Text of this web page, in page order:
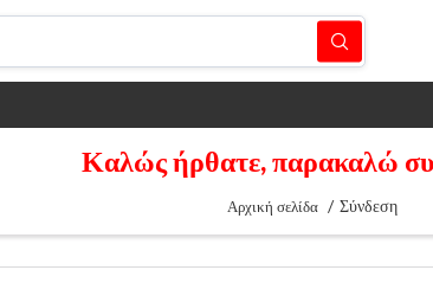
Καλώς ήρθατε, παρακαλώ
Αρχική σελίδα / Σύνδεση